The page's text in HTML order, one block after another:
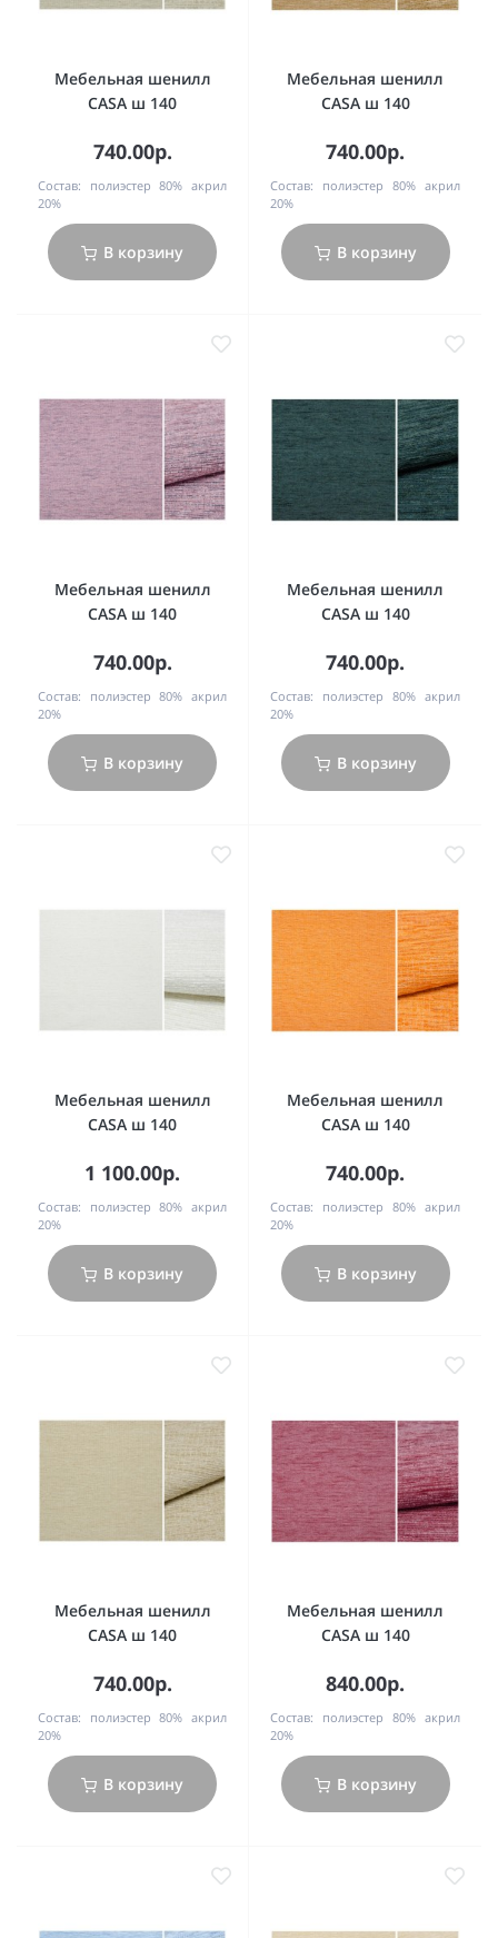
Мебельная шенилл
CASA ш 140
740.00р.
Состав:
полиэстер 80% акрил
20%
В корзину
Мебельная шенилл
CASA ш 140
740.00р.
Состав:
полиэстер 80% акрил
20%
В корзину
Мебельная шенилл
CASA ш 140
740.00р.
Состав:
полиэстер 80% акрил
20%
В корзину
Мебельная шенилл
CASA ш 140
740.00р.
Состав:
полиэстер 80% акрил
20%
В корзину
Мебельная шенилл
CASA ш 140
1 100.00р.
Состав:
полиэстер 80% акрил
20%
В корзину
Мебельная шенилл
CASA ш 140
740.00р.
Состав:
полиэстер 80% акрил
20%
В корзину
Мебельная шенилл
CASA ш 140
740.00р.
Состав:
полиэстер 80% акрил
20%
В корзину
Мебельная шенилл
CASA ш 140
840.00р.
Состав:
полиэстер 80% акрил
20%
В корзину